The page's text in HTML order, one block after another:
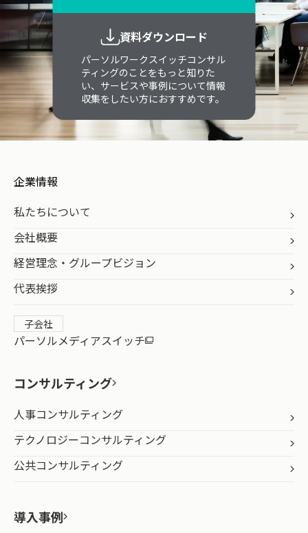
資料ダウンロード
パーソルワークスイッチコンサル
ティングのことをもっと知りた
い、サービスや事例について情報
収集をしたい方におすすめです。
企業情報
私たちについて
会社概要
経営理念・グループビジョン
代表挨拶
子会社
パーソルメディアスイッチ
コンサルティング
人事コンサルティング
テクノロジーコンサルティング
公共コンサルティング
導入事例